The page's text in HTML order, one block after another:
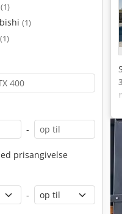
(1)
(1)
(1)
-
prisangivelse
-